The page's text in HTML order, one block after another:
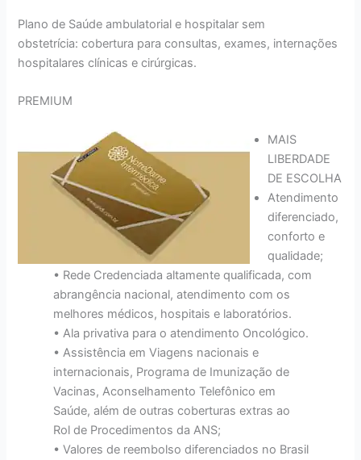
Plano de Saúde ambulatorial e hospitalar sem
obstetrícia: cobertura para consultas, exames, internações
hospitalares clínicas e cirúrgicas.
PREMIUM
MAIS
LIBERDADE
DE ESCOLHA
Atendimento
diferenciado,
conforto e
qualidade;
• Rede Credenciada altamente qualificada, com
abrangência nacional, atendimento com os
melhores médicos, hospitais e laboratórios.
• Ala privativa para o atendimento Oncológico.
• Assistência em Viagens nacionais e
internacionais, Programa de Imunização de
Vacinas, Aconselhamento Telefônico em
Saúde, além de outras coberturas extras ao
Rol de Procedimentos da ANS;
• Valores de reembolso diferenciados no Brasil